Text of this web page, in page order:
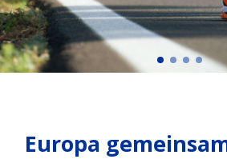
Europa